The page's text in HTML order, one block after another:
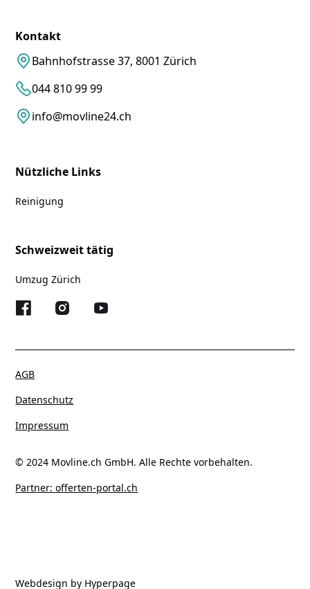
Kontakt
Bahnhofstrasse 37, 8001 Zürich
044 810 99 99
info@movline24.ch
Nützliche Links
Reinigung
Schweizweit tätig
Umzug Zürich
© 2024 Movline.ch GmbH. Alle Rechte vorbehalten.
AGB
Datenschutz
Impressum
Partner: offerten-portal.ch
Webdesign by Hyperpage